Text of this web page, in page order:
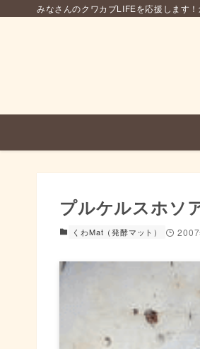
みなさんのクワカブLIFEを応援します
プルケルスホソ
くわMat（発酵マット）